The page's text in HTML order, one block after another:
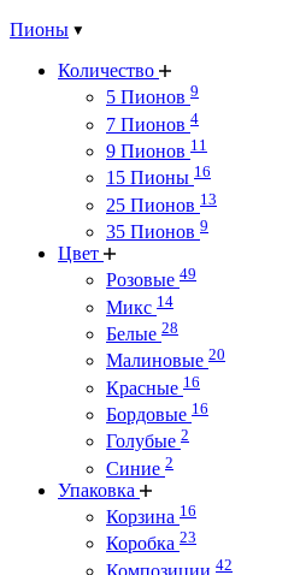
Пионы
Количество
5 Пионов 9
7 Пионов 4
9 Пионов 11
15 Пионы 16
25 Пионов 13
35 Пионов 9
Цвет
Розовые 49
Микс 14
Белые 28
Малиновые 20
Красные 16
Бордовые 16
Голубые 2
Синие 2
Упаковка
Корзина 16
Коробка 23
Композиции 42